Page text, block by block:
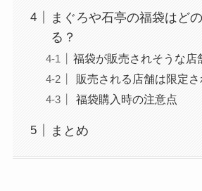
まぐろや石亭の福袋はど
る？
福袋が販売されそうな店
販売される店舗は限定
福袋購入時の注意点
まとめ